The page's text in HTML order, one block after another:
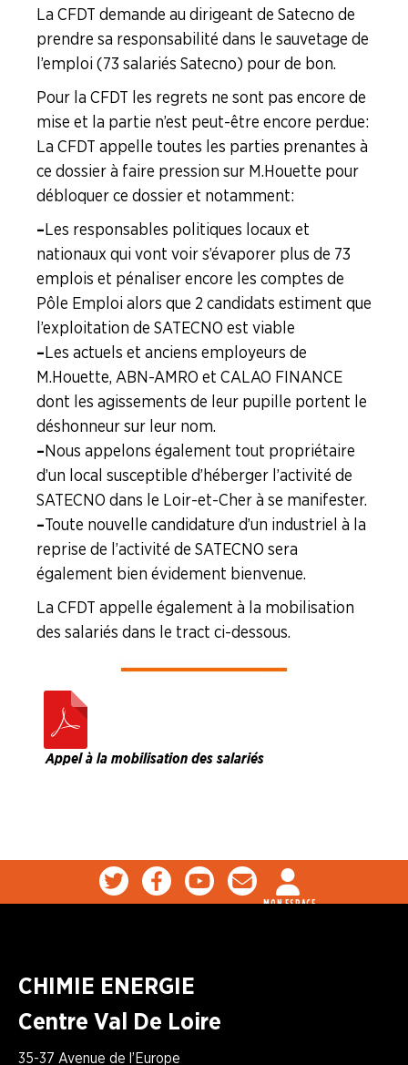
La CFDT demande au dirigeant de Satecno de
prendre sa responsabilité dans le sauvetage de
l’emploi (73 salariés Satecno) pour de bon.
Pour la CFDT les regrets ne sont pas encore de
mise et la partie n’est peut-être encore perdue :
La CFDT appelle toutes les parties prenantes à
ce dossier à faire pression sur M. Houette pour
débloquer ce dossier et notamment :
–Les responsables politiques locaux et
nationaux qui vont voir s’évaporer plus de 73
emplois et pénaliser encore les comptes de
Pôle Emploi alors que 2 candidats estiment que
l’exploitation de SATECNO est viable
–Les actuels et anciens employeurs de
M. Houette, ABN-AMRO et CALAO FINANCE
dont les agissements de leur pupille portent le
déshonneur sur leur nom.
–Nous appelons également tout propriétaire
d’un local susceptible d’héberger l’activité de
SATECNO dans le Loir-et-Cher à se manifester.
–Toute nouvelle candidature d’un industriel à la
reprise de l’activité de SATECNO sera
également bien évidement bienvenue.
La CFDT appelle également à la mobilisation
des salariés dans le tract ci-dessous.
Appel à la mobilisation des salariés
MON ESPACE
CHIMIE ENERGIE
Centre Val De Loire
35-37 Avenue de l’Europe